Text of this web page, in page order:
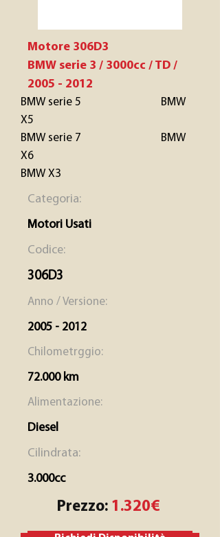
Motore 306D3
BMW serie 3 / 3000cc / TD /
2005 - 2012
BMW serie 5 BMW
X5
BMW serie 7 BMW
X6
BMW X3
Categoria:
Motori Usati
Codice:
306D3
Anno / Versione:
2005 - 2012
Chilometrggio:
72.000 km
Alimentazione:
Diesel
Cilindrata:
3.000cc
Prezzo: 1.320€